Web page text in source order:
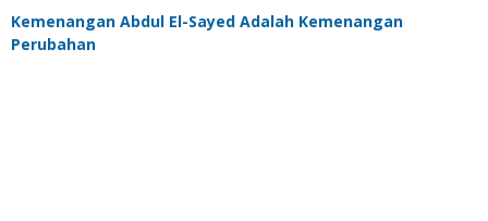
Kemenangan Abdul El-Sayed Adalah Kemenangan
Perubahan